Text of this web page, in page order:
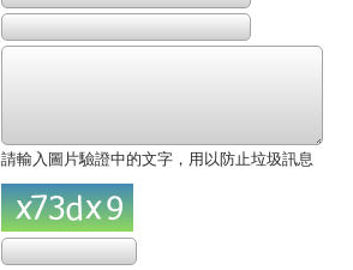
請輸入圖片驗證中的文字，用以防止垃圾訊息